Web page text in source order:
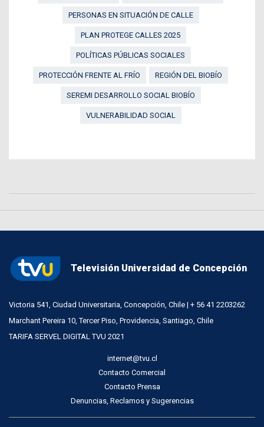
PERSONAS EN SITUACIÓN DE CALLE
PLAN PROTEGE CALLES 2025
POLÍTICAS PÚBLICAS SOCIALES
PROTECCIÓN FRENTE AL FRÍO REGIÓN DEL BIOBÍO
SEREMI DESARROLLO SOCIAL BIOBÍO
VULNERABILIDAD SOCIAL
Televisión Universidad de Concepción
Victoria 541, Ciudad Universitaria, Concepción, Chile | + 56 41 2203262
Marchant Pereira 10, Tercer Piso, Providencia, Santiago, Chile
TARIFA SERVEL DIGITAL TVU 2021
internet@tvu.cl
Contacto Comercial
Contacto Prensa
Denuncias, Reclamos y Sugerencias